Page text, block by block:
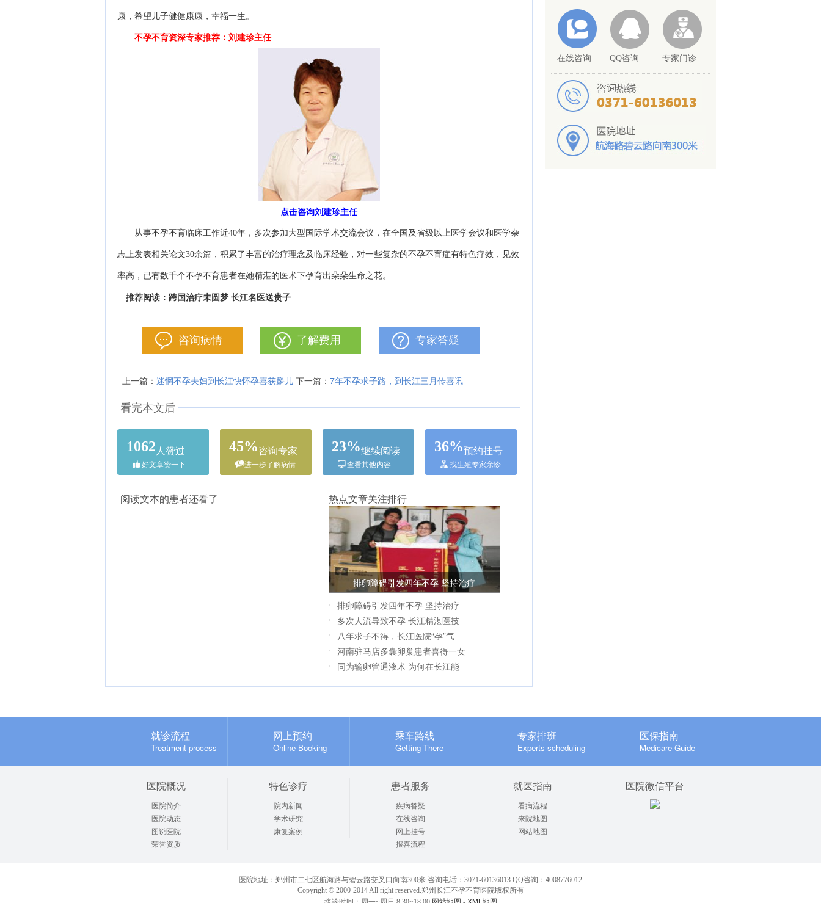
康，希望儿子健健康康，幸福一生。
不孕不育资深专家推荐：刘建珍主任
点击咨询刘建珍主任
从事不孕不育临床工作近40年，多次参加大型国际学术交流会议，在全国及省级以上医学会议和医学杂
志上发表相关论文30余篇，积累了丰富的治疗理念及临床经验，对一些复杂的不孕不育症有特色疗效，见效
率高，已有数千个不孕不育患者在她精湛的医术下孕育出朵朵生命之花。
推荐阅读： 跨国治疗未圆梦 长江名医送贵子
咨询病情 了解费用 专家答疑
上一篇： 迷惘不孕夫妇到长江快怀孕喜获麟儿 下一篇： 7年不孕求子路，到长江三月传喜讯
看完本文后
1062 人赞过
好文章赞一下
45%咨询专家
进一步了解病情
23%继续阅读
查看其他内容
36%预约挂号
找生殖专家亲诊
阅读文本的患者还看了 热点文章关注排行
排卵障碍引发四年不孕 坚持治疗
排卵障碍引发四年不孕 坚持治疗
多次人流导致不孕 长江精湛医技
八年求子不得，长江医院“孕”气
河南驻马店多囊卵巢患者喜得一女
同为输卵管通液术 为何在长江能
>>
精液量少
阳痿早泄
性交疼痛
精液带血
蚯蚓状静脉
生殖器异畸形
射精痛
阴囊潮湿
睾丸缺失
点击提交 咨询医生
在线咨询 QQ咨询 专家门诊
就诊流程
Treatment process
网上预约
Online Booking
乘车路线
Getting There
专家排班
Experts scheduling
医保指南
Medicare Guide
医院概况
医院简介
医院动态
图说医院
荣誉资质
特色诊疗
院内新闻
学术研究
康复案例
患者服务
疾病答疑
在线咨询
网上挂号
报喜流程
就医指南
看病流程
来院地图
网站地图
医院微信平台
医院地址：郑州市二七区航海路与碧云路交叉口向南300米 咨询电话：3071-60136013 QQ咨询：4008776012
Copyright © 2000-2014 All right reserved.郑州长江不孕不育医院版权所有
网站地图 XML地图